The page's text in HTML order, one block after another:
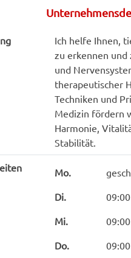
Ich helfe Ihnen,
zu erkennen und
und
therapeutischer
Techniken und
Medizin fördern
Harmonie,
Stabilität.
Mo.
Di.
Mi.
Do.